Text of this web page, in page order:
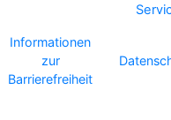
Informationen
zur
Barrierefreiheit